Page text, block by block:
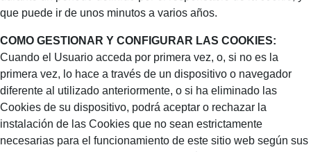
que puede ir de unos minutos a varios años.
COMO GESTIONAR Y CONFIGURAR LAS COOKIES:
Cuando el Usuario acceda por primera vez, o, si no es la
primera vez, lo hace a través de un dispositivo o navegador
diferente al utilizado anteriormente, o si ha eliminado las
Cookies de su dispositivo, podrá aceptar o rechazar la
instalación de las Cookies que no sean estrictamente
necesarias para el funcionamiento de este sitio web según sus